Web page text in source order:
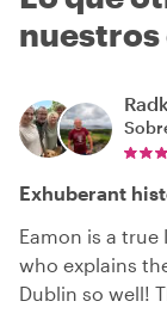
Exhuberant
Eamon is a
who explains
Dublin so well!